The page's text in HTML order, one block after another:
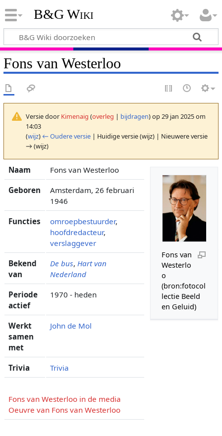
B&G Wiki
Fons van Westerloo
Versie door Kimenaig (overleg | bijdragen)op 29 jan 2025 om
14:03
(wijz) ← Oudere versie| Huidige versie (wijz) | Nieuwere versie
→ (wijz)
Fons van
Westerlo
o
(bron:fotocol
lectie Beeld
en Geluid)
Naam Fons van Westerloo
Geboren
Amsterdam, 26 februari
1946
Functies omroepbestuurder,
hoofdredacteur,
verslaggever
Bekend
van
De bus, Hart van
Nederland
Periode
actief
1970 - heden
Werkt
samen
met
John de Mol
Trivia Trivia
Fons van Westerloo in de media
Oeuvre van Fons van Westerloo